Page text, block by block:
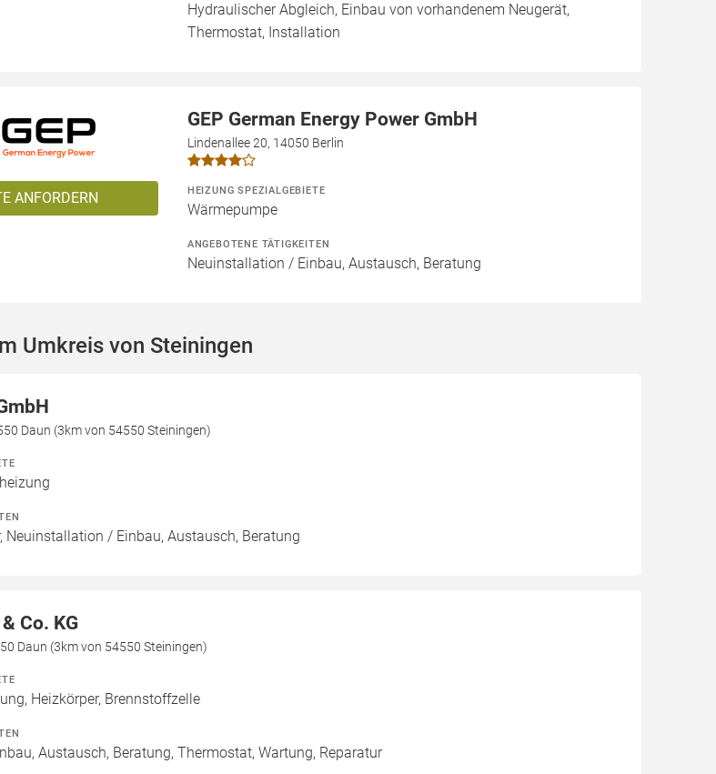
Hydraulischer Abgleich, Einbau von vorhandenem Neugerät,
Thermostat, Installation
ANFORDERN
GEP German Energy Power GmbH
Lindenallee 20, 14050 Berlin
HEIZUNG SPEZIALGEBIETE
Wärmepumpe
ANGEBOTENE TÄTIGKEITEN
Neuinstallation / Einbau, Austausch, Beratung
Umkreis von Steiningen
Daun (3km von 54550 Steiningen)
Neuinstallation / Einbau, Austausch, Beratung
Co. KG
Daun (3km von 54550 Steiningen)
Heizkörper, Brennstoffzelle
Austausch, Beratung, Thermostat, Wartung, Reparatur